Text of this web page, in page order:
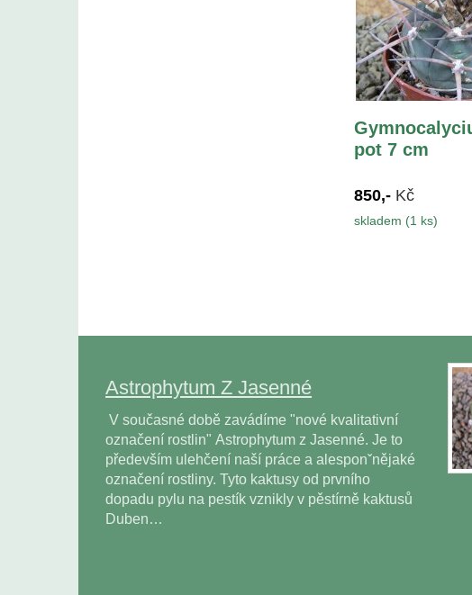
pot 7 cm
850,- Kč
skladem (1 ks)
Astrophytum Z Jasenné
V současné době zavádíme "nové kvalitativní
označení rostlin" Astrophytum z Jasenné. Je to
především ulehčení naší práce a alesponˇnějaké
označení rostliny. Tyto kaktusy od prvního
dopadu pylu na pestík vznikly v pěstírně kaktusů
Duben…